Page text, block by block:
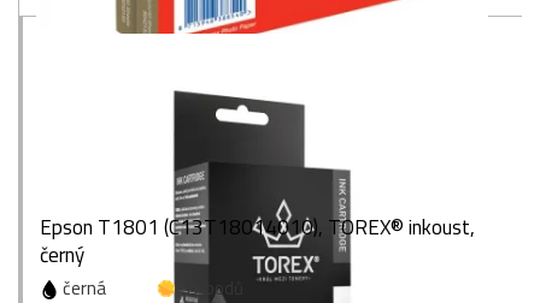
Epson T1801 (C13T18014010), TOREX® inkoust,
černý
černá
17 bodů